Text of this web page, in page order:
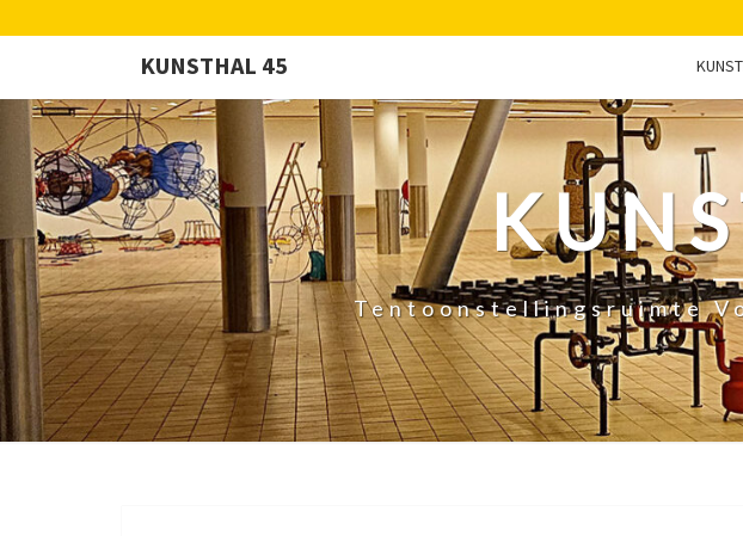
KUNSTHAL 45
Tentoonstellingsruimte